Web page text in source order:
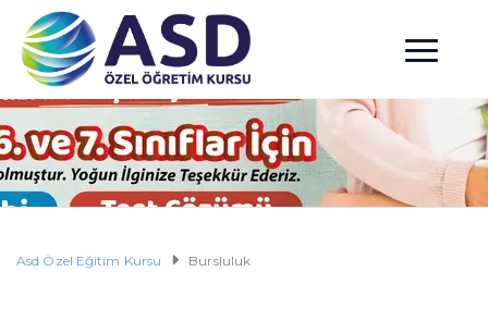
Asd Özel Eğitim Kursu Bursluluk